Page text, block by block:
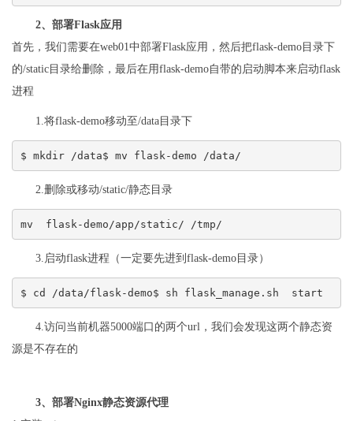
2、部署Flask应用
首先，我们需要在web01中部署Flask应用，然后把flask-demo目录下
的/static目录给删除，最后在用flask-demo自带的启动脚本来启动flask
进程
1.将flask-demo移动至/data目录下
$ mkdir /data$ mv flask-demo /data/
2.删除或移动/static/静态目录
mv  flask-demo/app/static/ /tmp/
3.启动flask进程（一定要先进到flask-demo目录）
$ cd /data/flask-demo$ sh flask_manage.sh  start
4.访问当前机器5000端口的两个url，我们会发现这两个静态资
源是不存在的
3、部署Nginx静态资源代理